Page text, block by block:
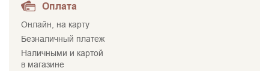
Оплата
Онлайн, на карту
Безналичный платеж
Наличными и картой
в магазине